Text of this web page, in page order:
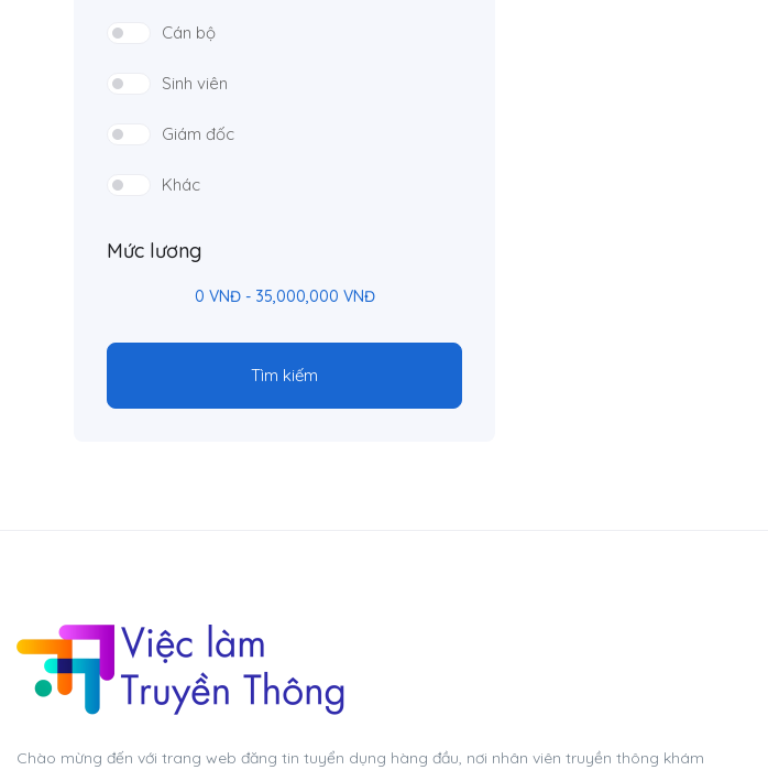
Cán bộ
Sinh viên
Giám đốc
Khác
Mức lương
0 VNĐ - 35,000,000 VNĐ
Tìm kiếm
Chào mừng đến với trang web đăng tin tuyển dụng hàng đầu, nơi nhân viên truyền thông khám